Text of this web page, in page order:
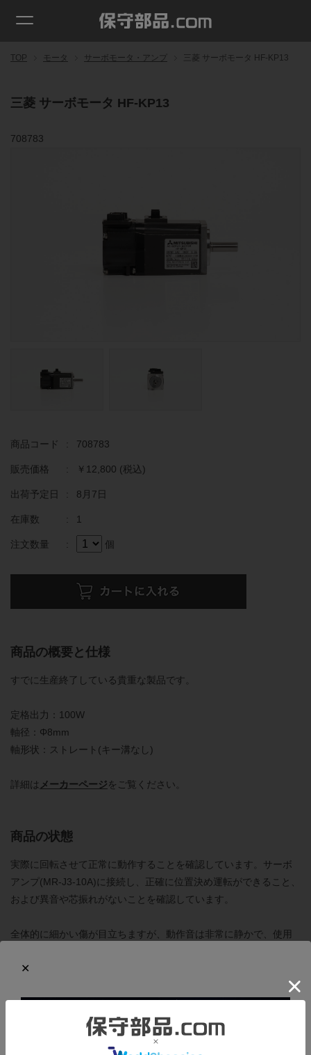
TOP モータ サーボモータ・アンプ 三菱 サーボモータ HF-KP13
三菱 サーボモータ HF-KP13
708783
商品コード : 708783
販売価格 : ￥12,800 (税込)
出荷予定日 : 8月7日
在庫数 : 1
注文数量 : 個
商品の概要と仕様
すでに生産終了している貴重な製品です。
定格出力：100W
軸径：Φ8mm
軸形状：ストレート(キー溝なし)
詳細は メーカーページをご覧ください。
商品の状態
実際に回転させて正常に動作することを確認しています。サーボ
アンプ(MR-J3-10A)に接続し、正確に位置決め運転ができること、
および異音や芯振れがないことを確認しています。
全体的に細かい傷が目立ちますが、動作音は非常に静かで、使用
で
詳しく紹介しています。